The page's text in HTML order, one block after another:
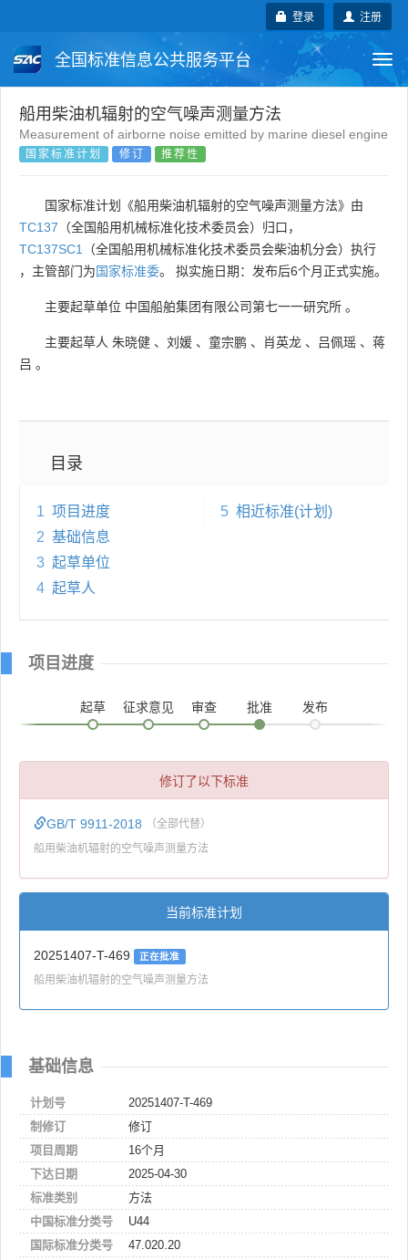
注册
登录
全国标准信息公共服务平台
国家标准 行业标准
团体标准 企业标准
国外标准 技术委员会
船用柴油机辐射的空气噪声测量方法
Measurement of airborne noise emitted by marine diesel engine
国家标准计划 修订 推荐性
国家标准计划《船用柴油机辐射的空气噪声测量方法》由
TC137 （全国船用机械标准化技术委员会）归口，
TC137SC1
（全国船用机械标准化技术委员会柴油机分会）执行
，主管部门为国家标准委。 拟实施日期：发布后6个月正式实施。
主要起草单位 中国船舶集团有限公司第七一一研究所 。
主要起草人 朱晓健 、 刘媛 、 童宗鹏 、 肖英龙 、 吕佩瑶 、 蒋
吕 。
目录
1 项目进度
2 基础信息
3 起草单位
4 起草人
5 相近标准(计划)
项目进度
起草 征求意见 审查 批准 发布
修订了以下标准
GB/T 9911-2018 （全部代替）
船用柴油机辐射的空气噪声测量方法
当前标准计划
20251407-T-469 正在批准
船用柴油机辐射的空气噪声测量方法
基础信息
计划号
20251407-T-469
制修订
修订
项目周期
16个月
下达日期
2025-04-30
标准类别
方法
中国标准分类号
U44
国际标准分类号
47.020.20